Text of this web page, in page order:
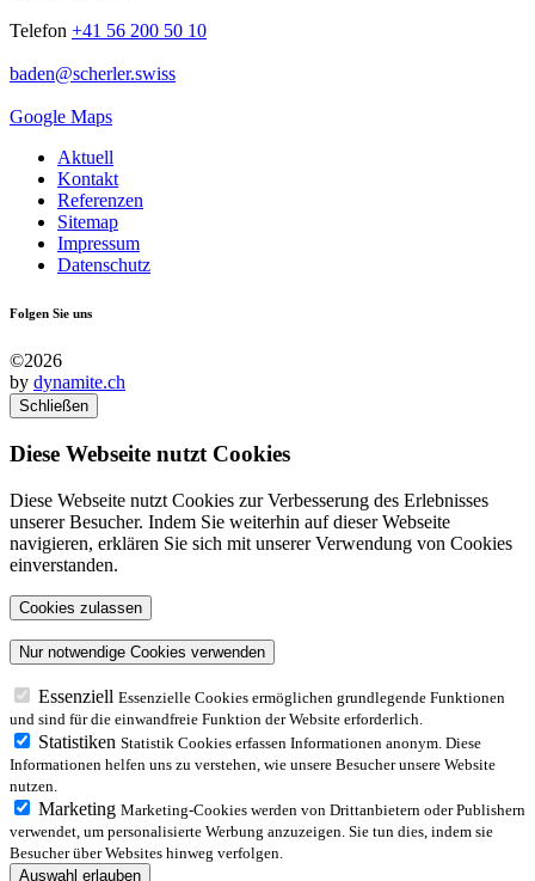
Telefon +41 56 200 50 10
baden@scherler.swiss
Google Maps
Aktuell
Kontakt
Referenzen
Sitemap
Impressum
Datenschutz
Folgen Sie uns
©2026
by dynamite.ch
Schließen
Diese Webseite nutzt Cookies
Diese Webseite nutzt Cookies zur Verbesserung des Erlebnisses
unserer Besucher. Indem Sie weiterhin auf dieser Webseite
navigieren, erklären Sie sich mit unserer Verwendung von Cookies
einverstanden.
Essenziell Essenzielle Cookies ermöglichen grundlegende Funktionen
und sind für die einwandfreie Funktion der Website erforderlich.
Statistiken Statistik Cookies erfassen Informationen anonym. Diese
Informationen helfen uns zu verstehen, wie unsere Besucher unsere Website
nutzen.
Marketing Marketing-Cookies werden von Drittanbietern oder Publishern
verwendet, um personalisierte Werbung anzuzeigen. Sie tun dies, indem sie
Besucher über Websites hinweg verfolgen.